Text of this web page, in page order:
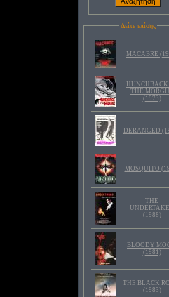
Δείτε επίσης
MACABRE
HUNCHBACK
THE
(1973)
DERANGED
MOSQUITO
THE
(1988)
BLOODY
(1981)
THE BLACK
(1983)